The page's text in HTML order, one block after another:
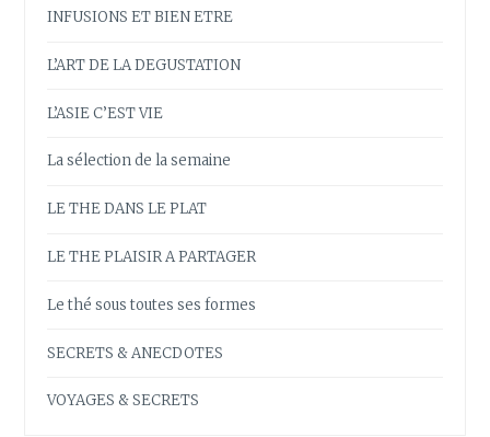
INFUSIONS ET BIEN ETRE
L’ART DE LA DEGUSTATION
L’ASIE C’EST VIE
La sélection de la semaine
LE THE DANS LE PLAT
LE THE PLAISIR A PARTAGER
Le thé sous toutes ses formes
SECRETS & ANECDOTES
VOYAGES & SECRETS